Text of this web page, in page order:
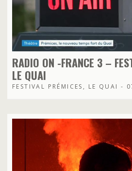
RADIO ON -FRANCE 3 –
LE QUAI
FESTIVAL PRÉMICES, LE QUAI -